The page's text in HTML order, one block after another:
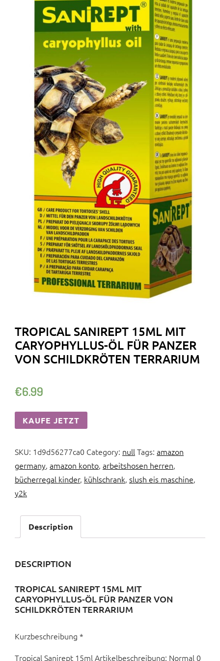
TROPICAL SANIREPT 15ML MIT
CARYOPHYLLUS-ÖL FÜR PANZER
VON SCHILDKRÖTEN TERRARIUM
€6.99
KAUFE JETZT
SKU: 1d9d56277ca0 Category: nullTags: amazon
germany, amazon konto, arbeitshosen herren,
bücherregal kinder, kühlschrank, slush eis maschine,
y2k
Description
DESCRIPTION
TROPICAL SANIREPT 15ML MIT
CARYOPHYLLUS-ÖL FÜR PANZER VON
SCHILDKRÖTEN TERRARIUM
Kurzbeschreibung *
Tropical Sanirept 15ml Artikelbeschreibung: Normal 0